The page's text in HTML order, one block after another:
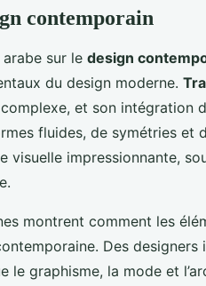
contemporain
sur le design
du design moderne.
et son intégration
fluides, de symétries et
visuelle impressionnante,
montrent comment les
Des
le graphisme, la mode et